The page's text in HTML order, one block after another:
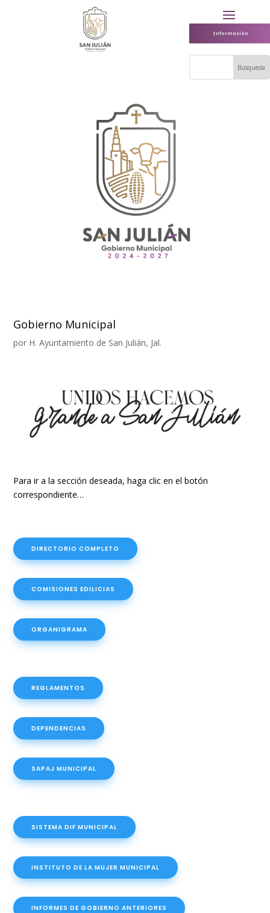
Información
Gobierno Municipal
por H. Ayuntamiento de San Julián, Jal.
Para ir a la sección deseada, haga clic en el botón
correspondiente…
DIRECTORIO COMPLETO
COMISIONES EDILICIAS
ORGANIGRAMA
REGLAMENTOS
DEPENDENCIAS
SAPAJ MUNICIPAL
SISTEMA DIF MUNICIPAL
INSTITUTO DE LA MUJER MUNICIPAL
INFORMES DE GOBIERNO ANTERIORES